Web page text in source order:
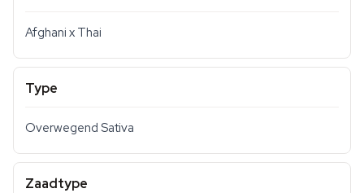
Afghani x Thai
Type
Overwegend Sativa
Zaadtype